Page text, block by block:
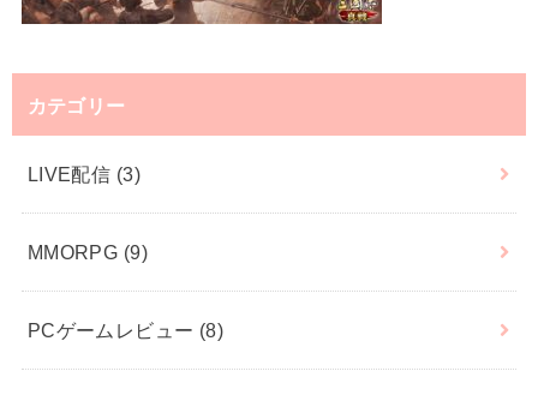
カテゴリー
LIVE配信 (3)
MMORPG (9)
PCゲームレビュー (8)